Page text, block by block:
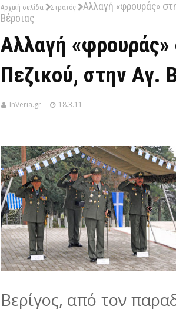
Αρχική σελίδα Στρατός
Αλλαγή «φρουράς»
Βέροιας
Αλλαγή
Πεζικού, στην Αγ.
InVeria.gr 18.3.11
Βερίγος, από τον